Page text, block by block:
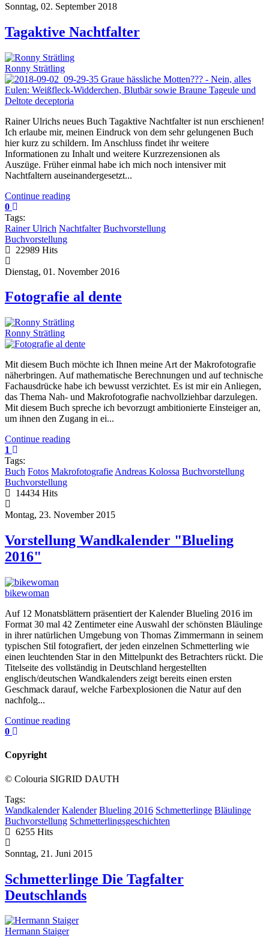
Sonntag, 02. September 2018
Tagaktive Nachtfalter
Ronny Strätling
Graue hässliche Motten??? - Nein, alles
Eulen: Weißfleck-Widderchen, Blutbär sowie Braune Tageule und
Deltote deceptoria
Rainer Ulrichs neues Buch Tagaktive Nachtfalter ist nun erschienen!
Ich erlaube mir, meinen Eindruck von dem sehr gelungenen Buch
hier kurz zu schildern. Im Anschluss findet ihr weitere
Informationen zu Inhalt und weitere Kurzrezensionen als
Auszüge. Früher einmal habe ich mich noch intensiver mit
Nachtfaltern auseinandergesetzt...
Continue reading
0
Tags:
Rainer Ulrich Nachtfalter Buchvorstellung
Buchvorstellung
22989 Hits
Dienstag, 01. November 2016
Fotografie al dente
Ronny Strätling
Mit diesem Buch möchte ich Ihnen meine Art der Makrofotografie
näherbringen. Auf mathematische Berechnungen und auf technische
Fachausdrücke habe ich bewusst verzichtet. Es ist mir ein Anliegen,
das Thema Nah- und Makrofotografie nachvollziehbar darzulegen.
Mit diesem Buch spreche ich bevorzugt ambitionierte Einsteiger an,
um ihnen den Zugang in ei...
Continue reading
1
Tags:
Buch Fotos Makrofotografie Andreas Kolossa Buchvorstellung
Buchvorstellung
14434 Hits
Montag, 23. November 2015
Vorstellung Wandkalender "Blueling
2016"
bikewoman
Auf 12 Monatsblättern präsentiert der Kalender Blueling 2016 im
Format 30 mal 42 Zentimeter eine Auswahl der schönsten Bläulinge
in ihrer natürlichen Umgebung von Thomas Zimmermann in seinem
typischen Stil fotografiert, der jeden einzelnen Schmetterling wie
einen leuchtenden Star in den Mittelpunkt des Betrachters rückt. Die
Titelseite des vollständig in Deutschland hergestellten
englisch/deutschen Wandkalenders zeigt bereits einen ersten
Geschmack darauf, welche Farbexplosionen die Natur auf den
nachfolg...
Continue reading
0
Copyright
© Colouria SIGRID DAUTH
Tags:
Wandkalender Kalender Blueling 2016 Schmetterlinge Bläulinge
Buchvorstellung Schmetterlingsgeschichten
6255 Hits
Sonntag, 21. Juni 2015
Schmetterlinge Die Tagfalter
Deutschlands
Hermann Staiger